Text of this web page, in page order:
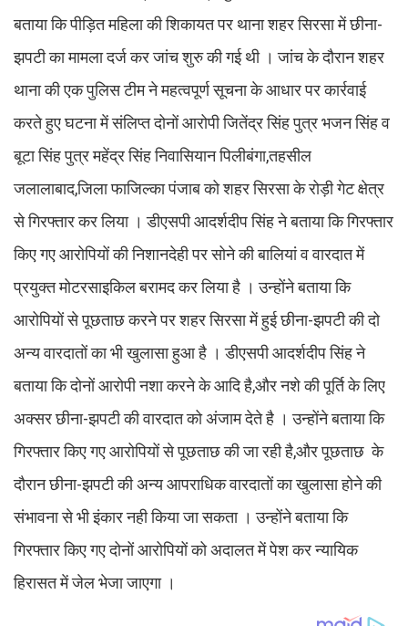
बताया कि पीड़ित महिला की शिकायत पर थाना शहर सिरसा में छीना-
झपटी का मामला दर्ज कर जांच शुरु की गई थी । जांच के दौरान शहर
थाना की एक पुलिस टीम ने महत्वपूर्ण सूचना के आधार पर कार्रवाई
करते हुए घटना में संलिप्त दोनों आरोपी जितेंद्र सिंह पुत्र भजन सिंह व
बूटा सिंह पुत्र महेंद्र सिंह निवासियान पिलीबंगा,तहसील
जलालाबाद,जिला फाजिल्का पंजाब को शहर सिरसा के रोड़ी गेट क्षेत्र
से गिरफ्तार कर लिया । डीएसपी आदर्शदीप सिंह ने बताया कि गिरफ्तार
किए गए आरोपियों की निशानदेही पर सोने की बालियां व वारदात में
प्रयुक्त मोटरसाइकिल बरामद कर लिया है । उन्होंने बताया कि
आरोपियों से पूछताछ करने पर शहर सिरसा में हुई छीना-झपटी की दो
अन्य वारदातों का भी खुलासा हुआ है । डीएसपी आदर्शदीप सिंह ने
बताया कि दोनों आरोपी नशा करने के आदि है,और नशे की पूर्ति के लिए
अक्सर छीना-झपटी की वारदात को अंजाम देते है । उन्होंने बताया कि
गिरफ्तार किए गए आरोपियों से पूछताछ की जा रही है,और पूछताछ के
दौरान छीना-झपटी की अन्य आपराधिक वारदातों का खुलासा होने की
संभावना से भी इंकार नही किया जा सकता । उन्होंने बताया कि
गिरफ्तार किए गए दोनों आरोपियों को अदालत में पेश कर न्यायिक
हिरासत में जेल भेजा जाएगा ।